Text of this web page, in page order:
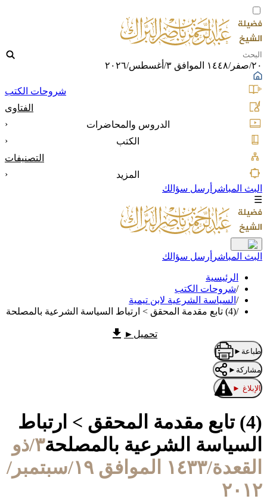
٢٠/صفر/١٤٤٨ الموافق ٣/أغسطس/٢٠٢٦
شروحات الكتب
الفتاوى
الدروس والمحاضرات
‹
الكتب
‹
التصنيفات
المزيد
‹
البث المباشر أرسل سؤالك
☰
البث المباشر أرسل سؤالك
الرئيسية
/شروحات الكتب
/ السياسة الشرعية لابن تيمية
/(4) تابع مقدمة المحقق > ارتباط السياسة الشرعية بالمصلحة
تحميل ►
طباعة ►
مشاركة ►
الإبلاغ ►
(4) تابع مقدمة المحقق > ارتباط
السياسة الشرعية بالمصلحة ٣/ذو
القعدة/١٤٣٣ الموافق ١٩/سبتمبر/
٢٠١٢